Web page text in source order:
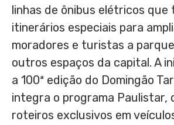
linhas de ônibus elétricos que
itinerários especiais para
moradores e turistas a
outros espaços da capital. A
a 100ª edição do Domingão
integra o programa Paulistar,
roteiros exclusivos em